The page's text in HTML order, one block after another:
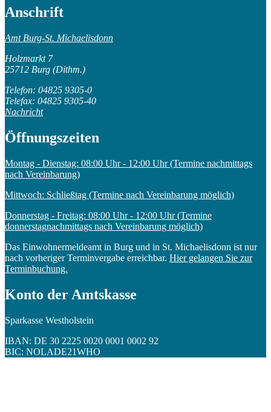
Anschrift
Amt Burg-St. Michaelisdonn
Holzmarkt 7
25712 Burg (Dithm.)
Telefon: 04825 9305-0
Telefax: 04825 9305-40
Nachricht
Öffnungszeiten
Montag - Dienstag: 08:00 Uhr - 12:00 Uhr (Termine nachmittags
nach Vereinbarung)
Mittwoch: Schließtag (Termine nach Vereinbarung möglich)
Donnerstag - Freitag: 08:00 Uhr - 12:00 Uhr (Termine
donnerstagnachmittags nach Vereinbarung möglich)
Das Einwohnermeldeamt in Burg und in St. Michaelisdonn ist nur
nach vorheriger Terminvergabe erreichbar. Hier gelangen Sie zur
Terminbuchung.
Konto der Amtskasse
Sparkasse Westholstein
IBAN: DE 30 2225 0020 0001 0002 92
BIC: NOLADE21WHO